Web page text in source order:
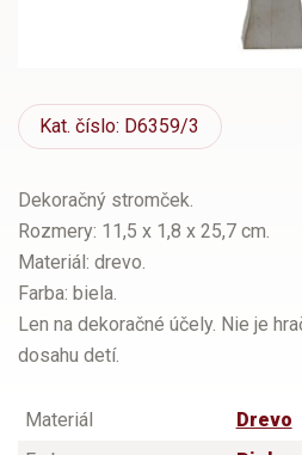
Kat. číslo: D6359/3
Dekoračný stromček.
Rozmery: 11,5 x 1,8 x 25,7 cm.
Materiál: drevo.
Farba: biela.
Len na dekoračné účely. Nie je
dosahu detí.
Materiál
Drevo